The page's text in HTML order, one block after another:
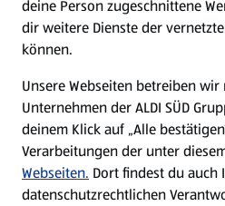
Filialen
Nachhaltigkeit
Karriere
deine Person zugeschnittene
dir weitere Dienste der
können.
Unsere Webseiten betreiben
Unternehmen der ALDI SÜD
deinem Klick auf „Alle
Verarbeitungen der unter
Webseiten. Dort findest du
datenschutzrechtlichen